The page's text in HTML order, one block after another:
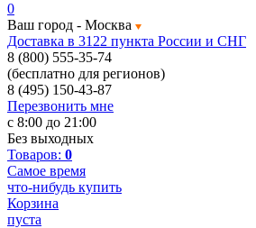
0
Ваш город - Москва
Доставка в 3122 пункта России и СНГ
8 (800) 555-35-74
(бесплатно для регионов)
8 (495) 150-43-87
Перезвонить мне
с 8:00 до 21:00
Без выходных
Товаров: 0
Самое время
что-нибудь купить
Корзина
пуста